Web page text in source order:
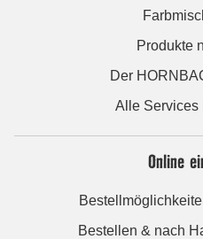
Produkte
Der
Alle Services
Online
Bestellen & nach